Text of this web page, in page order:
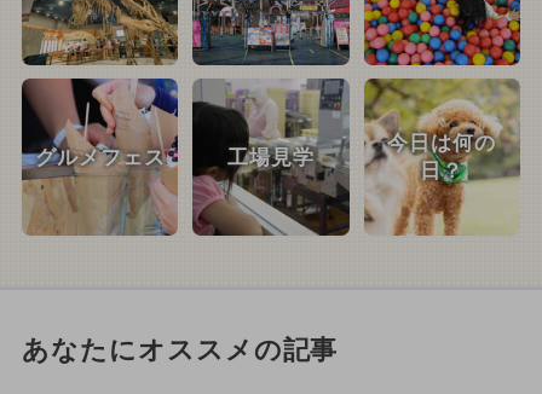
グルメフェス 工場見学
今日は何の
日？
あなたにオススメの記事